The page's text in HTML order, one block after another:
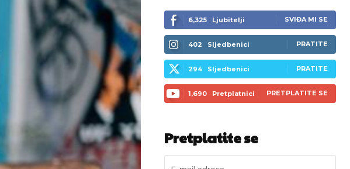
6,325 Ljubitelji SVIĐA MI SE
402 Sljedbenici PRATITE
294 Sljedbenici PRATITE
1,690 Pretplatnici PRETPLATITE SE
Pretplatite se